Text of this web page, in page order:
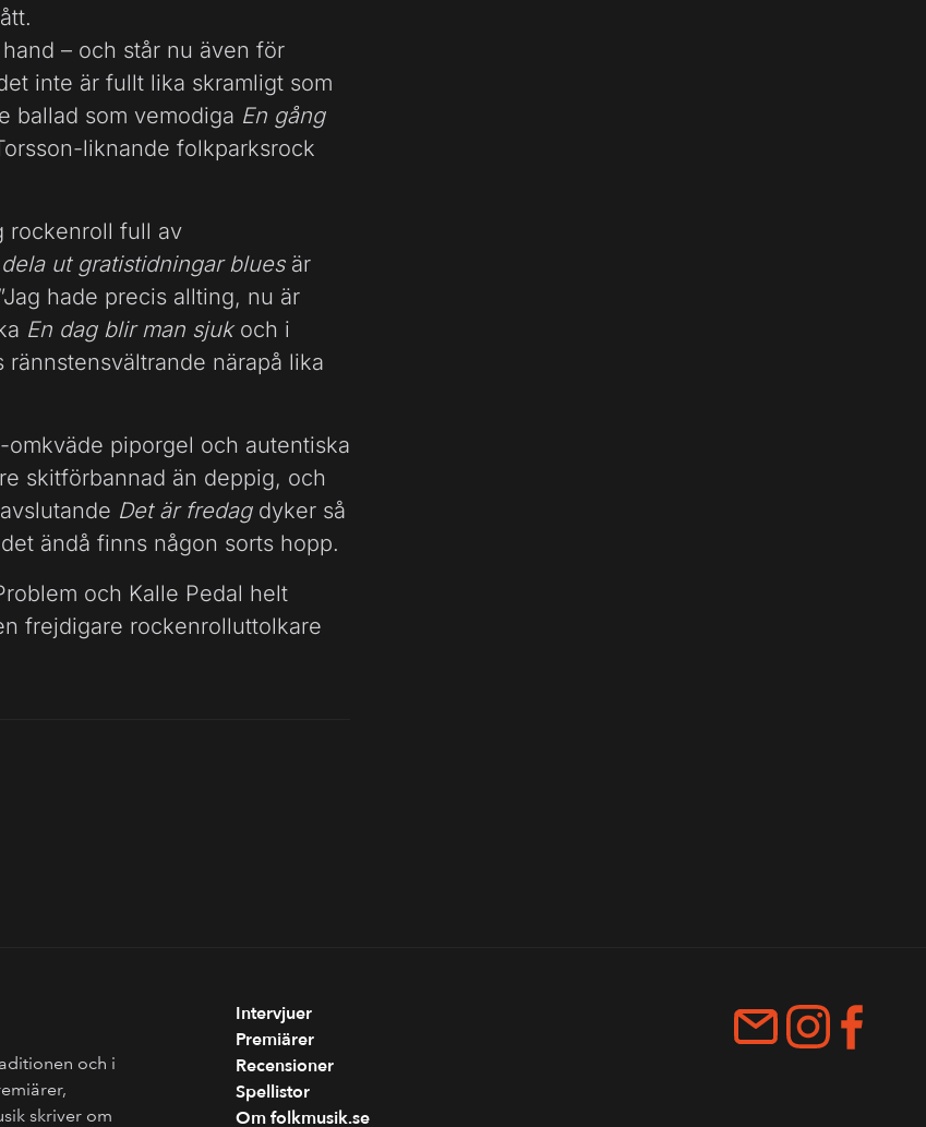
– och står nu även för
inte är fullt lika skramligt som
ballad som vemodiga En gång
liknande folkparksrock
rockenroll full av
ut gratistidningar bluesär
hade precis allting, nu är
En dag blir man sjukoch i
rännstensvältrande närapå lika
piporgel och autentiska
skitförbannad än deppig, och
Det är fredag dyker så
ändå finns någon sorts hopp.
och Kalle Pedal helt
frejdigare rockenrolluttolkare
och i
skriver om
Intervjuer
Premiärer
Recensioner
Spellistor
Om folkmusik.se